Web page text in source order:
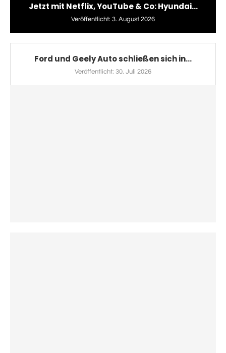
Jetzt mit Netflix, YouTube & Co: Hyundai...
Veröffentlicht: 3. August 2026
Ford und Geely Auto schließen sich in...
Veröffentlicht: 30. Juli 2026